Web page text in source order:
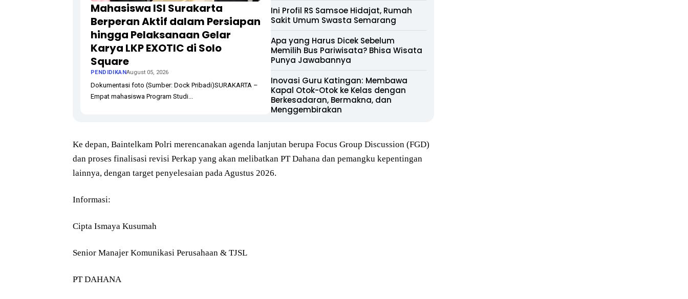
Mahasiswa ISI Surakarta
Berperan Aktif dalam Persiapan
hingga Pelaksanaan Gelar
Karya LKP EXOTIC di Solo
Square
PENDIDIKANAugust 05, 2026
Dokumentasi foto (Sumber: Dock Pribadi)SURAKARTA –
Empat mahasiswa Program Studi...
Ini Profil RS Samsoe Hidajat, Rumah
Sakit Umum Swasta Semarang
Apa yang Harus Dicek Sebelum
Memilih Bus Pariwisata? Bhisa Wisata
Punya Jawabannya
Inovasi Guru Katingan: Membawa
Kapal Otok-Otok ke Kelas dengan
Berkesadaran, Bermakna, dan
Menggembirakan
Ke depan, Baintelkam Polri merencanakan agenda lanjutan berupa Focus Group Discussion (FGD)
dan proses finalisasi revisi Perkap yang akan melibatkan PT Dahana dan pemangku kepentingan
lainnya, dengan target penyelesaian pada Agustus 2026.
Informasi:
Cipta Ismaya Kusumah
Senior Manajer Komunikasi Perusahaan & TJSL
PT DAHANA